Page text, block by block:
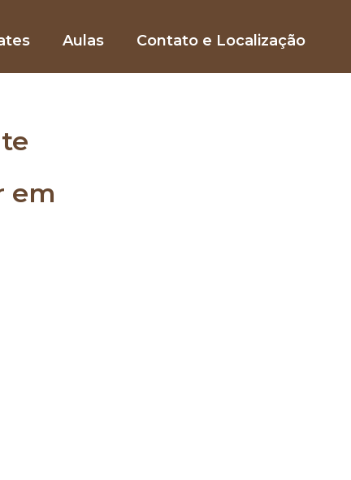
Aulas Contato e Localização
em